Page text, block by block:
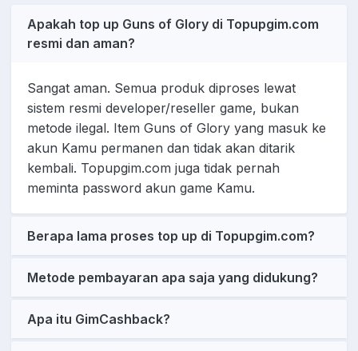
Apakah top up Guns of Glory di Topupgim.com
resmi dan aman?
Sangat aman. Semua produk diproses lewat
sistem resmi developer/reseller game, bukan
metode ilegal. Item Guns of Glory yang masuk ke
akun Kamu permanen dan tidak akan ditarik
kembali. Topupgim.com juga tidak pernah
meminta password akun game Kamu.
Berapa lama proses top up di Topupgim.com?
Metode pembayaran apa saja yang didukung?
Apa itu GimCashback?